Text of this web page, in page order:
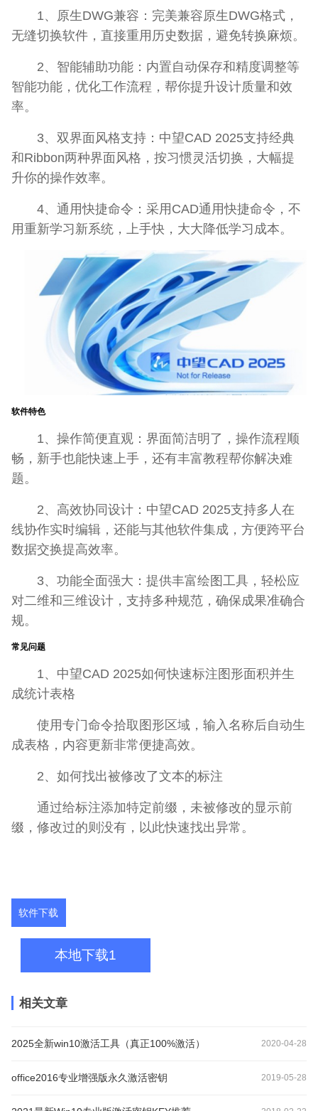
1、原生DWG兼容：完美兼容原生DWG格式，
无缝切换软件，直接重用历史数据，避免转换麻烦。
2、智能辅助功能：内置自动保存和精度调整等
智能功能，优化工作流程，帮你提升设计质量和效
率。
3、双界面风格支持：中望CAD 2025支持经典
和Ribbon两种界面风格，按习惯灵活切换，大幅提
升你的操作效率。
4、通用快捷命令：采用CAD通用快捷命令，不
用重新学习新系统，上手快，大大降低学习成本。
软件特色
1、操作简便直观：界面简洁明了，操作流程顺
畅，新手也能快速上手，还有丰富教程帮你解决难
题。
2、高效协同设计：中望CAD 2025支持多人在
线协作实时编辑，还能与其他软件集成，方便跨平台
数据交换提高效率。
3、功能全面强大：提供丰富绘图工具，轻松应
对二维和三维设计，支持多种规范，确保成果准确合
规。
常见问题
1、中望CAD 2025如何快速标注图形面积并生
成统计表格
使用专门命令拾取图形区域，输入名称后自动生
成表格，内容更新非常便捷高效。
2、如何找出被修改了文本的标注
通过给标注添加特定前缀，未被修改的显示前
缀，修改过的则没有，以此快速找出异常。
软件下载
本地下载1
相关文章
2025全新win10激活工具（真正100%激活） 2020-04-28
office2016专业增强版永久激活密钥 2019-05-28